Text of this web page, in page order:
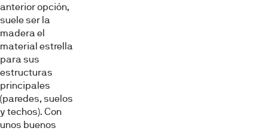
anterior opción,
suele ser la
madera el
material estrella
para sus
estructuras
principales
(paredes, suelos
y techos). Con
unos buenos